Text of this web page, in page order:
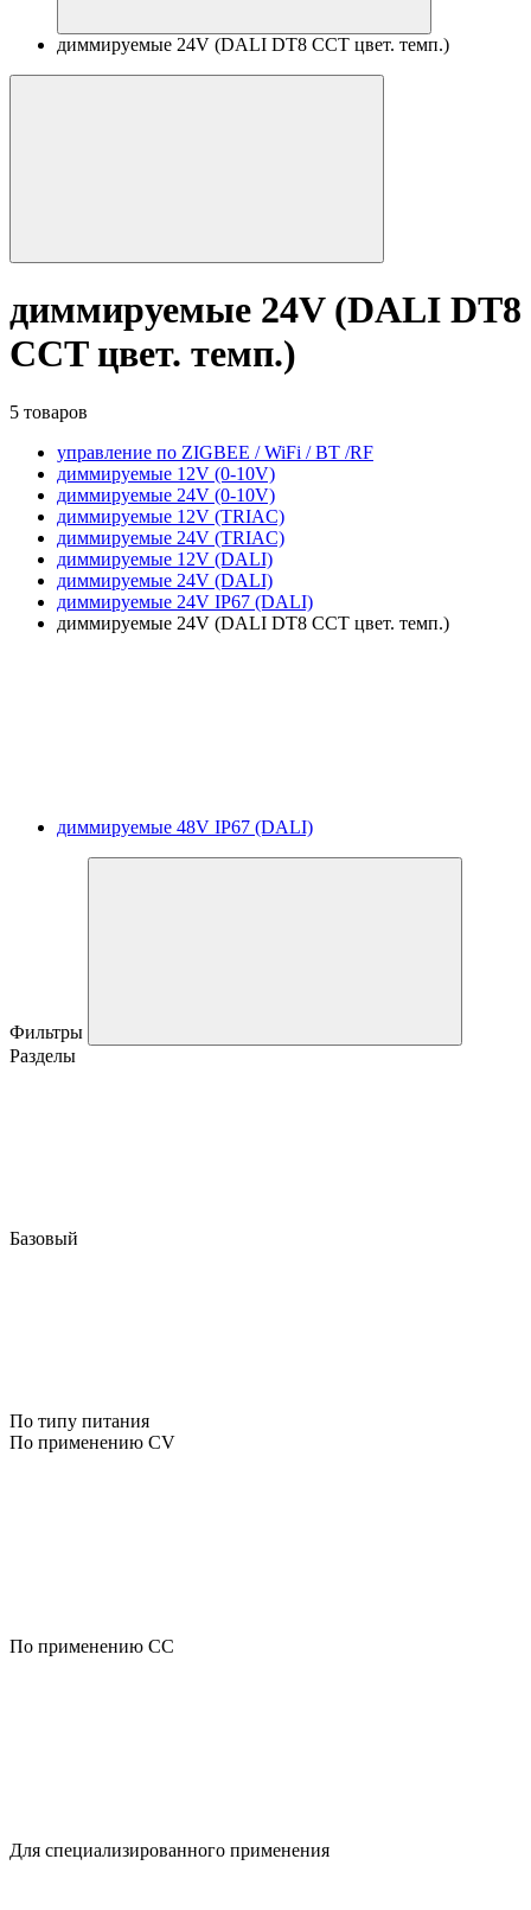
диммируемые 24V (DALI DT8 CCT цвет. темп.)
диммируемые 24V (DALI DT8
CCT цвет. темп.)
5 товаров
управление по ZIGBEE / WiFi / BT /RF
диммируемые 12V (0-10V)
диммируемые 24V (0-10V)
диммируемые 12V (TRIAC)
диммируемые 24V (TRIAC)
диммируемые 12V (DALI)
диммируемые 24V (DALI)
диммируемые 24V IP67 (DALI)
диммируемые 24V (DALI DT8 CCT цвет. темп.)
диммируемые 48V IP67 (DALI)
Фильтры
Разделы
Базовый
По типу питания
По применению CV
По применению CC
Для специализированного применения